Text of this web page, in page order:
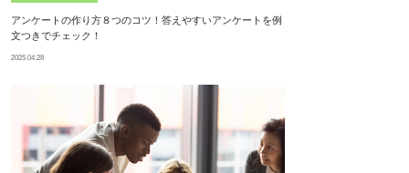
アンケートの作り方８つのコツ！答えやすいアンケートを例
文つきでチェック！
2025.04.28